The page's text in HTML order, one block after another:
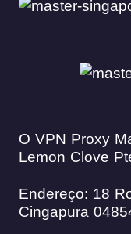
O VPN Proxy
Lemon Clove
Endereço: 18
Cingapura